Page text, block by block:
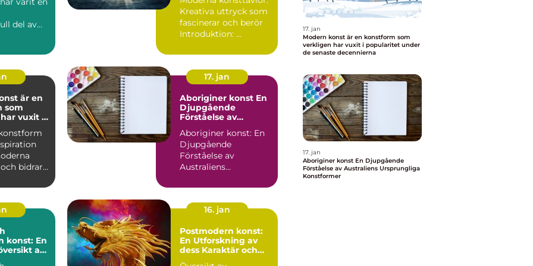
del av
Kreativa uttryck som
fascinerar och berör
Introduktion: ...
är en
som
vuxit i
bidrar
17. jan
Aboriginer konst En
Djupgående
Förståelse av
Ursprungliga
Konstformer
Aboriginer konst: En
Djupgående
Förståelse av
Australiens
Konstformer Översikt
av Abo...
konst: En
av
16. jan
Postmodern konst:
En Utforskning av
dess Karaktär och
17. jan
Modern konst är en konstform som
verkligen har vuxit i popularitet under
de senaste decennierna
17. jan
Aboriginer konst En Djupgående
Förståelse av Australiens Ursprungliga
Konstformer